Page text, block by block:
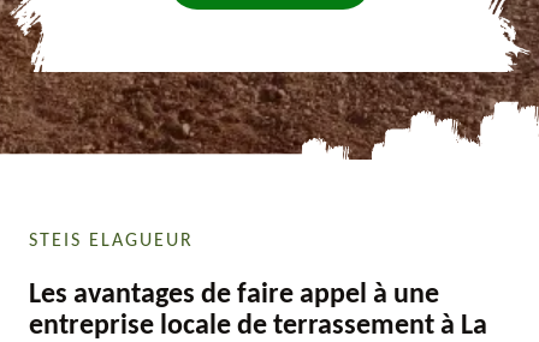
STEIS ELAGUEUR
Les avantages de faire appel à une
entreprise locale de terrassement à La